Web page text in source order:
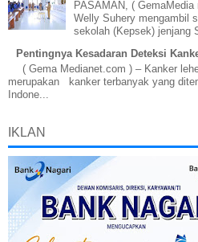
PASAMAN, (
Welly Suhery mengambil
sekolah (Kepsek) jenjang
Pentingnya Kesadaran Deteksi
( Gema Medianet.com ) – Kanker
merupakan kanker terbanyak yang
Indone...
IKLAN